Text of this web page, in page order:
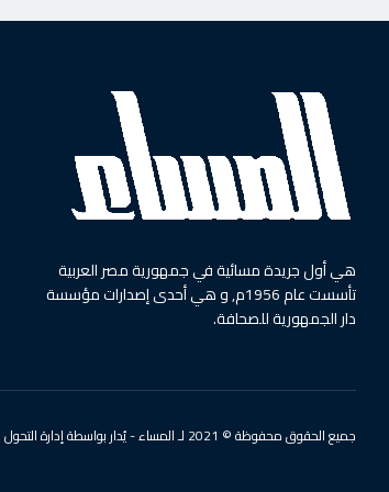
هي أول جريدة مسائية في جمهورية مصر العربية
تأسست عام 1956م, و هي أحدى إصدارات مؤسسة
دار الجمهورية للصحافة.
جميع الحقوق محفوظة © 2021 لـ المساء - يُدار بواسطة إدارة التحول الرقمي.